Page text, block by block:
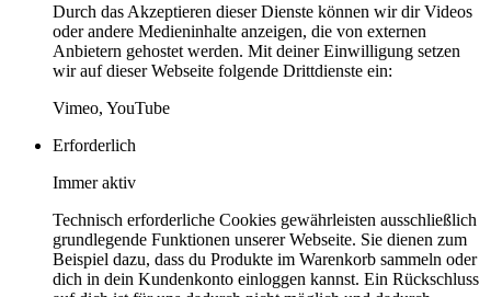
Durch das Akzeptieren dieser Dienste können wir dir Videos
oder andere Medieninhalte anzeigen, die von externen
Anbietern gehostet werden. Mit deiner Einwilligung setzen
wir auf dieser Webseite folgende Drittdienste ein:
Vimeo, YouTube
Erforderlich
Immer aktiv
Technisch erforderliche Cookies gewährleisten ausschließlich
grundlegende Funktionen unserer Webseite. Sie dienen zum
Beispiel dazu, dass du Produkte im Warenkorb sammeln oder
dich in dein Kundenkonto einloggen kannst. Ein Rückschluss